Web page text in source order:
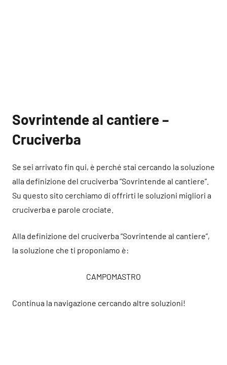
Sovrintende al cantiere –
Cruciverba
Se sei arrivato fin qui, è perché stai cercando la soluzione
alla definizione del cruciverba “Sovrintende al cantiere”.
Su questo sito cerchiamo di offrirti le soluzioni migliori a
cruciverba e parole crociate.
Alla definizione del cruciverba “Sovrintende al cantiere”,
la soluzione che ti proponiamo è:
CAMPOMASTRO
Continua la navigazione cercando altre soluzioni!